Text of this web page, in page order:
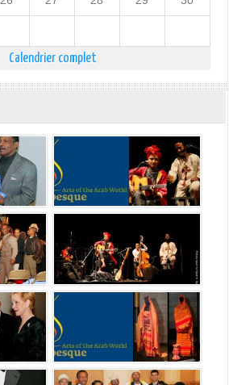
Calendrier complet